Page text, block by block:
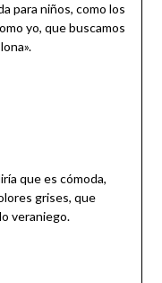
para niños, como los
yo, que buscamos
que es cómoda,
grises, que
veraniego.